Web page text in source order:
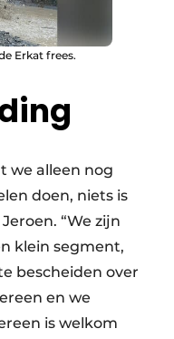
Erkat frees.
we alleen nog
doen, niets is
“We zijn
klein segment,
bescheiden over
en we
is welkom